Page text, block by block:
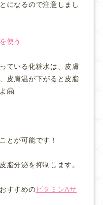
になるので注意しまし
使う
ている化粧水は、皮膚
皮膚温が下がると皮脂
🤗
とが可能です！
脂分泌を抑制します。
すすめのビタミンAサ